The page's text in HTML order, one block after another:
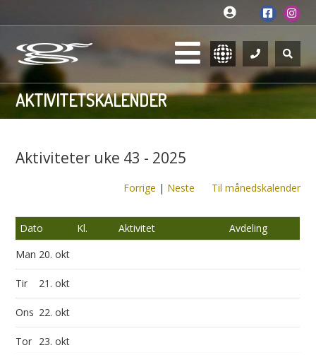
AKTIVITETSKALENDER
Aktiviteter uke 43 - 2025
Forrige | Neste Til månedskalender
Dato Kl. Aktivitet
Avdeling
Man 20. okt
Tir 21. okt
Ons 22. okt
Tor 23. okt